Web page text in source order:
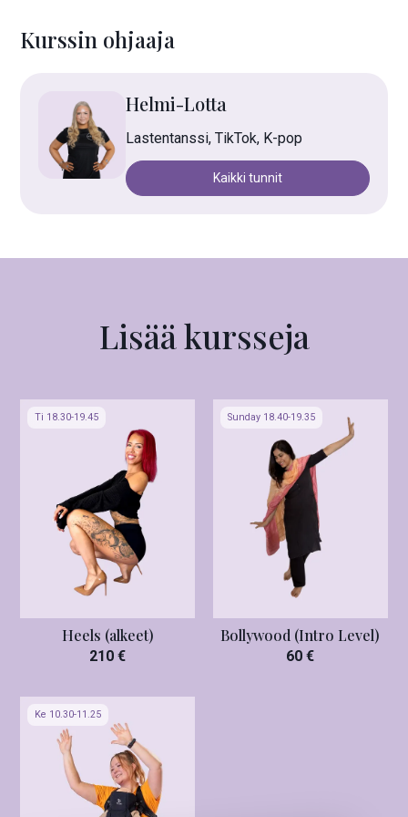
Kurssin ohjaaja
Helmi-Lotta
Lastentanssi, TikTok, K-pop
Kaikki tunnit
Lisää kursseja
Ti 18.30-19.45
Heels (alkeet)
210 €
Sunday 18.40-19.35
Bollywood (Intro Level)
60 €
Ke 10.30-11.25